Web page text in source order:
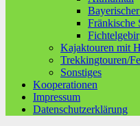
Fränkische
Kajaktouren mit
Trekkingtouren/
Sonstiges
Kooperationen
Impressum
Datenschutzerklärung